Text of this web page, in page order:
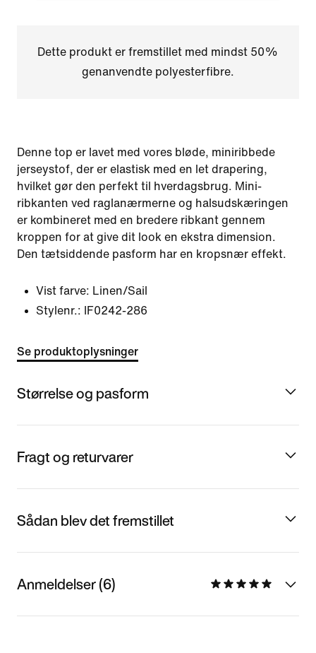
Dette produkt er fremstillet med mindst 50%
genanvendte polyesterfibre.
Denne top er lavet med vores bløde, miniribbede
jerseystof, der er elastisk med en let drapering,
hvilket gør den perfekt til hverdagsbrug. Mini-
ribkanten ved raglanærmerne og halsudskæringen
er kombineret med en bredere ribkant gennem
kroppen for at give dit look en ekstra dimension.
Den tætsiddende pasform har en kropsnær effekt.
Vist farve: Linen/Sail
Stylenr.:
IF0242-286
Se produktoplysninger
Størrelse og pasform
Fragt og returvarer
Sådan blev det fremstillet
Anmeldelser (6)